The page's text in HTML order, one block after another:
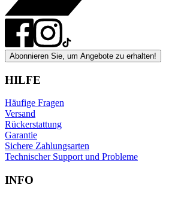
Abonnieren Sie, um Angebote zu erhalten!
HILFE
Häufige Fragen
Versand
Rückerstattung
Garantie
Sichere Zahlungsarten
Technischer Support und Probleme
INFO